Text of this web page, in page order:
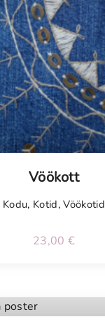
Vöökott
Kodu, Kotid,Vöökotid
23,00 €